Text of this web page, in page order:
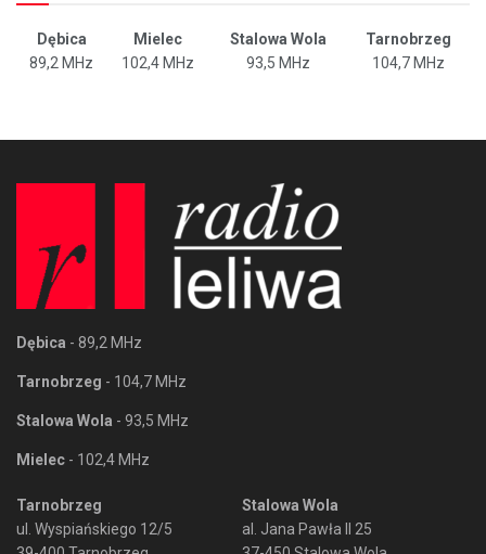
Dębica Mielec Stalowa Wola
Tarnobrzeg
89,2 MHz
102,4 MHz 93,5 MHz 104,7 MHz
Dębica - 89,2 MHz
Tarnobrzeg - 104,7 MHz
Stalowa Wola - 93,5 MHz
Mielec - 102,4 MHz
Tarnobrzeg
ul. Wyspiańskiego 12/5
Stalowa Wola
al. Jana Pawła II 25